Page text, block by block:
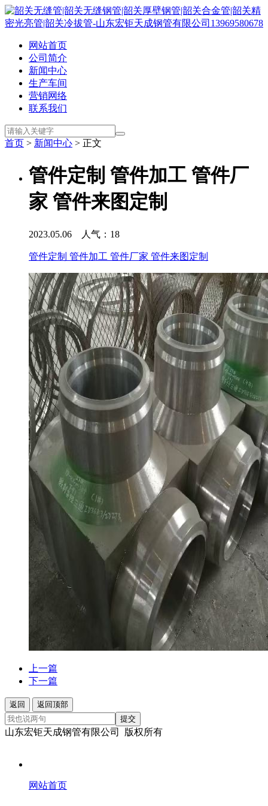
网站首页
公司简介
新闻中心
生产车间
营销网络
联系我们
首页 > 新闻中心 > 正文
管件定制 管件加工 管件厂
家 管件来图定制
2023.05.06 人气： 18
管件定制 管件加工 管件厂家 管件来图定制
上一篇
下一篇
返回
返回顶部
提交
山东宏钜天成钢管有限公司 版权所有
网站首页